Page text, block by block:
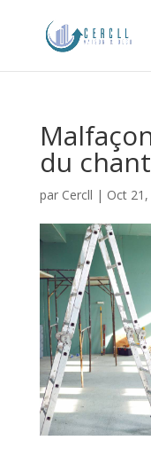
du
par Cercll | Oct